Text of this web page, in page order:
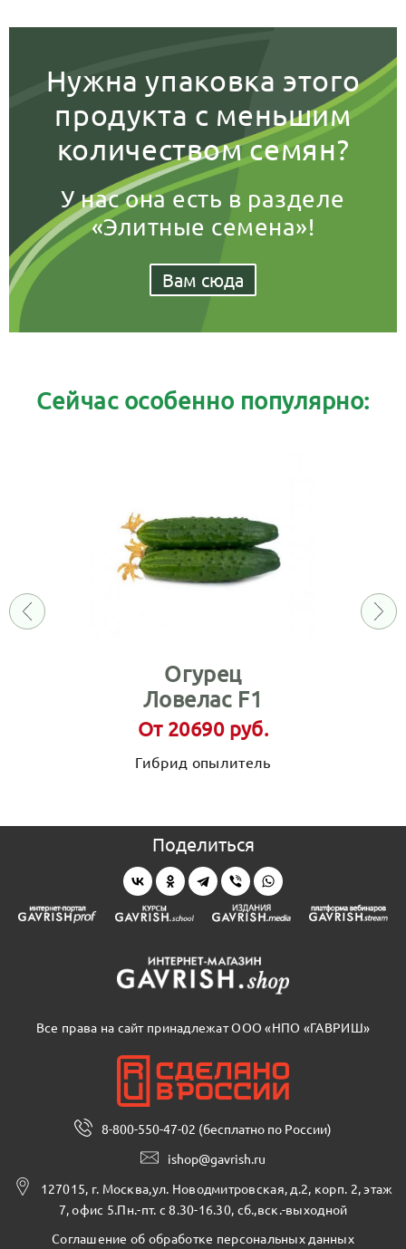
Нужна упаковка этого
продукта с меньшим
количеством семян?
У нас она есть в разделе
«Элитные семена»!
Вам сюда
Сейчас особенно популярно:
Огурец
Ловелас F1
От 20690 руб.
Гибрид опылитель
Поделиться
Все права на сайт принадлежат ООО «НПО «ГАВРИШ»
8-800-550-47-02 (бесплатно по России)
ishop@gavrish.ru
127015, г. Москва,ул. Новодмитровская, д.2, корп. 2, этаж
7, офис 5.Пн.-пт. с 8.30-16.30, сб.,вск.-выходной
Соглашение об обработке персональных данных